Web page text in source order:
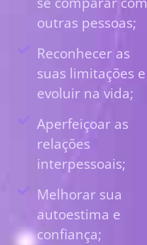
outras pessoas;
Reconhecer as
suas limitações e
evoluir na vida;
Aperfeiçoar as
relações
interpessoais;
Melhorar sua
autoestima e
confiança;